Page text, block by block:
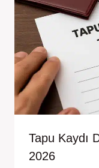
Tapu Kaydı
2026